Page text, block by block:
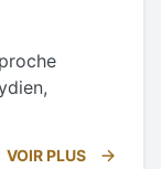
VOIR PLUS